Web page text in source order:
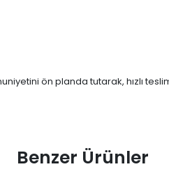
ön planda tutarak, hızlı
Benzer Ürünler